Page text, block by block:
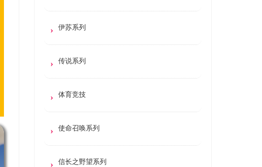
伊苏系列
传说系列
体育竞技
使命召唤系列
信长之野望系列